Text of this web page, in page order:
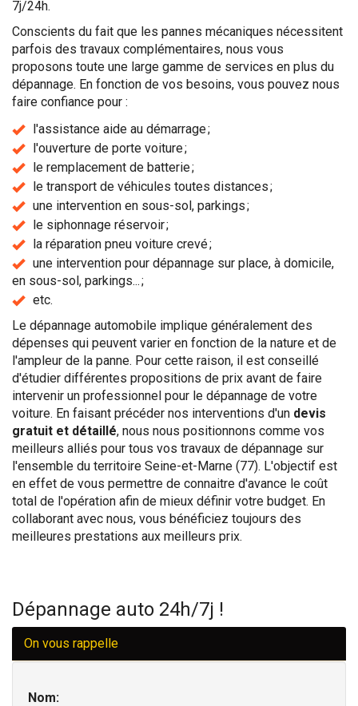
7j/24h.
Conscients du fait que les pannes mécaniques nécessitent
parfois des travaux complémentaires, nous vous
proposons toute une large gamme de services en plus du
dépannage. En fonction de vos besoins, vous pouvez nous
faire confiance pour :
l'assistance aide au démarrage ;
l'ouverture de porte voiture ;
le remplacement de batterie ;
le transport de véhicules toutes distances ;
une intervention en sous-sol, parkings ;
le siphonnage réservoir ;
la réparation pneu voiture crevé ;
une intervention pour dépannage sur place, à domicile,
en sous-sol, parkings... ;
etc.
Le dépannage automobile implique généralement des
dépenses qui peuvent varier en fonction de la nature et de
l'ampleur de la panne. Pour cette raison, il est conseillé
d'étudier différentes propositions de prix avant de faire
intervenir un professionnel pour le dépannage de votre
voiture. En faisant précéder nos interventions d'un devis
gratuit et détaillé, nous nous positionnons comme vos
meilleurs alliés pour tous vos travaux de dépannage sur
l'ensemble du territoire Seine-et-Marne (77). L'objectif est
en effet de vous permettre de connaitre d'avance le coût
total de l'opération afin de mieux définir votre budget. En
collaborant avec nous, vous bénéficiez toujours des
meilleures prestations aux meilleurs prix.
Dépannage auto 24h/7j !
On vous rappelle
Nom: